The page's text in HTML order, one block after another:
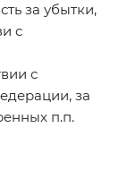
за убытки,
с
с
за
п.п.